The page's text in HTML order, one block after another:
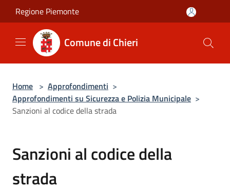
Salta al contenuto principale
Regione Piemonte
Comune di Chieri
Home > Approfondimenti >
Approfondimenti su Sicurezza e Polizia Municipale >
Sanzioni al codice della strada
Sanzioni al codice della
strada